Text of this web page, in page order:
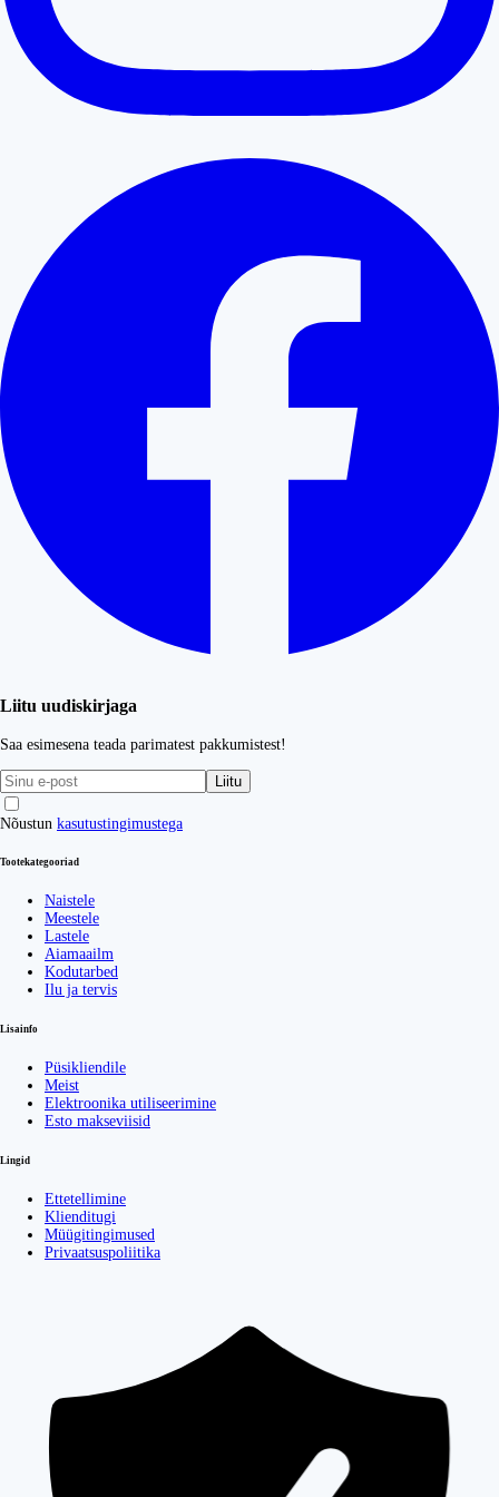
Liitu uudiskirjaga
Saa esimesena teada parimatest pakkumistest!
Liitu
Nõustun kasutustingimustega
Tootekategooriad
Naistele
Meestele
Lastele
Aiamaailm
Kodutarbed
Ilu ja tervis
Lisainfo
Püsikliendile
Meist
Elektroonika utiliseerimine
Esto makseviisid
Lingid
Ettetellimine
Klienditugi
Müügitingimused
Privaatsuspoliitika